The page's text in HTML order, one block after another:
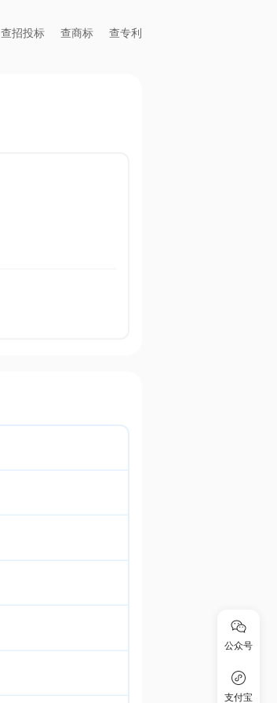
查招投标 查商标 查专利
公众号
支付宝